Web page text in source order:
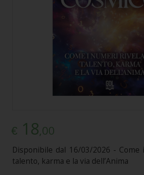
€ 18,00
Disponibile dal 16/03/2026 -
talento, karma e la via dell’Anima